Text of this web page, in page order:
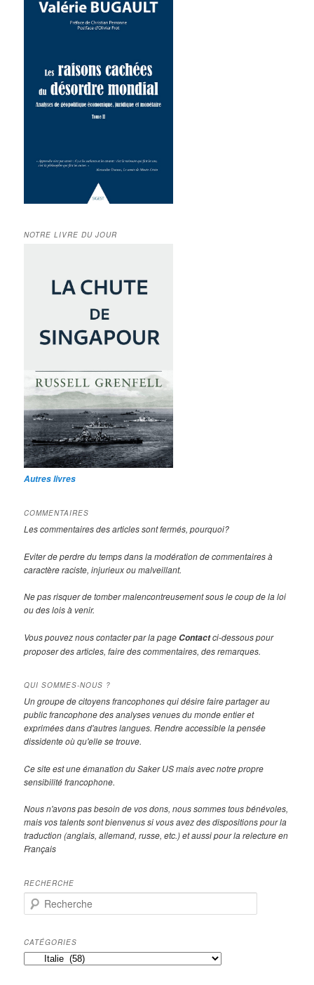
NOTRE LIVRE DU JOUR
Autres livres
COMMENTAIRES
Les commentaires des articles sont fermés, pourquoi?
Eviter de perdre du temps dans la modération de commentaires à
caractère raciste, injurieux ou malveillant.
Ne pas risquer de tomber malencontreusement sous le coup de la loi
ou des lois à venir.
Vous pouvez nous contacter par la page Contactci-dessous pour
proposer des articles, faire des commentaires, des remarques.
QUI SOMMES-NOUS ?
Un groupe de citoyens francophones qui désire faire partager au
public francophone des analyses venues du monde entier et
exprimées dans d'autres langues. Rendre accessible la pensée
dissidente où qu'elle se trouve.
Ce site est une émanation du Saker US mais avec notre propre
sensibilité francophone.
Nous n'avons pas besoin de vos dons, nous sommes tous bénévoles,
mais vos talents sont bienvenus si vous avez des dispositions pour la
traduction (anglais, allemand, russe, etc.) et aussi pour la relecture en
Français
RECHERCHE
e
h
e
r
CATÉGORIES
Catégories